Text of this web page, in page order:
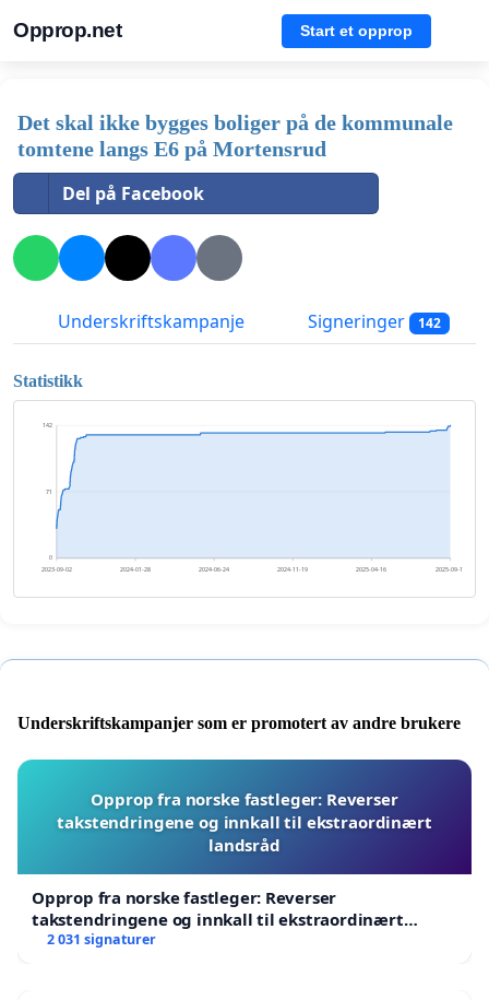
Opprop.net Start et opprop
Det skal ikke bygges boliger på de kommunale
tomtene langs E6 på Mortensrud
Del på Facebook
Underskriftskampanje Signeringer 142
Statistikk
0
71
142
2023-09-02 2024-01-28 2024-06-24 2024-11-19 2025-04-16 2025-09-11
Underskriftskampanjer som er promotert av andre brukere
Opprop fra norske fastleger: Reverser
takstendringene og innkall til ekstraordinært
landsråd
Opprop fra norske fastleger: Reverser
takstendringene og innkall til ekstraordinært
landsråd
2 031 signaturer